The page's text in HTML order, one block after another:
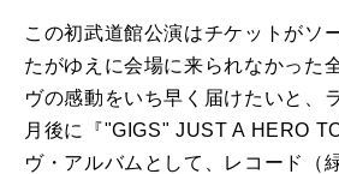
この初武道館公演はチケットがソ
たがゆえに会場に来られなかった
ヴの感動をいち早く届けたいと、
月後に『"GIGS" JUST A HERO
ヴ・アルバムとして、レコード（